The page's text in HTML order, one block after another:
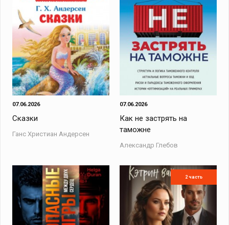
07.06.2026
Сказки
Ганс Христиан Андерсен
07.06.2026
Как не застрять на
таможне
Александр Глебов
2 часть